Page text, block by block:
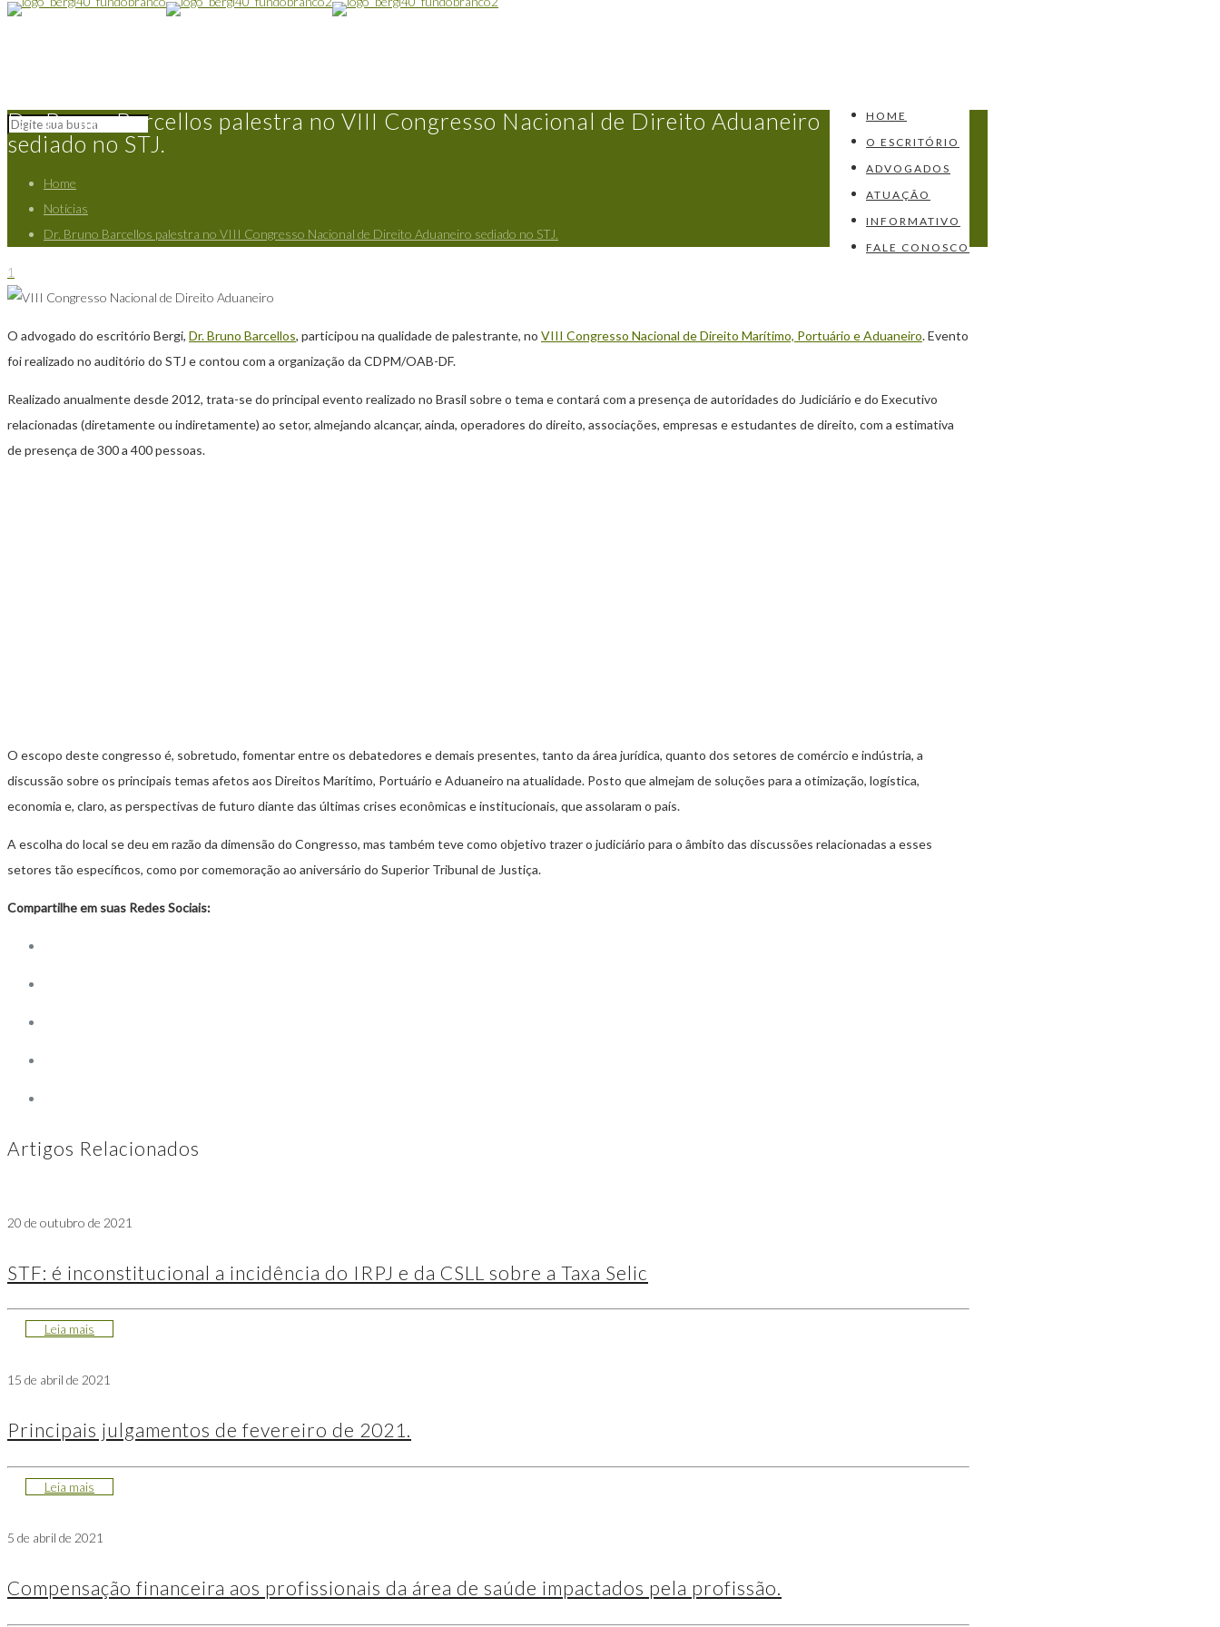
HOME
O ESCRITÓRIO
ADVOGADOS
ATUAÇÃO
INFORMATIVO
FALE CONOSCO
Dr. Bruno Barcellos palestra no VIII Congresso Nacional de Direito Aduaneiro
sediado no STJ.
Home
Notícias
Dr. Bruno Barcellos palestra no VIII Congresso Nacional de Direito Aduaneiro sediado no STJ.
1
O advogado do escritório Bergi, Dr. Bruno Barcellos, participou na qualidade de palestrante, no VIII Congresso Nacional de Direito Marítimo, Portuário e Aduaneiro. Evento
foi realizado no auditório do STJ e contou com a organização da CDPM/OAB-DF.
Realizado anualmente desde 2012, trata-se do principal evento realizado no Brasil sobre o tema e contará com a presença de autoridades do Judiciário e do Executivo
relacionadas (diretamente ou indiretamente) ao setor, almejando alcançar, ainda, operadores do direito, associações, empresas e estudantes de direito, com a estimativa
de presença de 300 a 400 pessoas.
O escopo deste congresso é, sobretudo, fomentar entre os debatedores e demais presentes, tanto da área jurídica, quanto dos setores de comércio e indústria, a
discussão sobre os principais temas afetos aos Direitos Marítimo, Portuário e Aduaneiro na atualidade. Posto que almejam de soluções para a otimização, logística,
economia e, claro, as perspectivas de futuro diante das últimas crises econômicas e institucionais, que assolaram o país. ​
A escolha do local se deu em razão da dimensão do Congresso, mas também teve como objetivo trazer o judiciário para o âmbito das discussões relacionadas a esses
setores tão específicos, como por comemoração ao aniversário do Superior Tribunal de Justiça.
Compartilhe em suas Redes Sociais:
Artigos Relacionados
20 de outubro de 2021
STF: é inconstitucional a incidência do IRPJ e da CSLL sobre a Taxa Selic
Leia mais
15 de abril de 2021
Principais julgamentos de fevereiro de 2021.
Leia mais
5 de abril de 2021
Compensação financeira aos profissionais da área de saúde impactados pela profissão.